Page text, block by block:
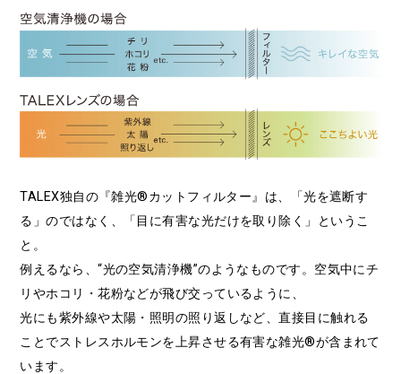
TALEX独自の『雑光®カットフィルター』は、「光を遮断す
る」のではなく、「目に有害な光だけを取り除く」というこ
と。
例えるなら、“光の空気清浄機”のようなものです。空気中にチ
リやホコリ・花粉などが飛び交っているように、
光にも紫外線や太陽・照明の照り返しなど、直接目に触れる
ことでストレスホルモンを上昇させる有害な雑光®が含まれて
います。